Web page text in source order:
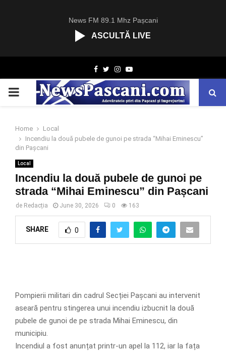
News FM 89.1 Mhz Pașcani
ASCULTĂ LIVE
Facebook
TwitterInstagram
Youtube
PRIMARY
Home
Local
Incendiu la două pubele de gunoi pe strada “Mihai Eminescu”
din Pașcani
Local
Incendiu la două pubele de gunoi pe
strada “Mihai Eminescu” din Pașcani
de Redacția June 30, 2026 0 163
SHARE 0
Pompierii militari din cadrul Secției Pașcani au intervenit
aseară pentru stingerea unui incendiu izbucnit la două
pubele de gunoi de pe strada Mihai Eminescu, din
municipiu.
Incendiul a fost anunțat printr-un apel la 112, iar la fața